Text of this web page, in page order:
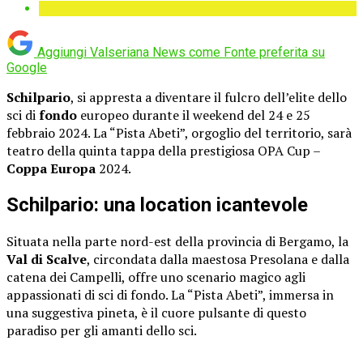
Aggiungi Valseriana News come Fonte preferita su
Google
Schilpario, si appresta a diventare il fulcro dell’elite dello
sci difondo europeo durante il weekend del 24 e 25
febbraio 2024. La “Pista Abeti”, orgoglio del territorio, sarà
teatro della quinta tappa della prestigiosa OPA Cup –
Coppa Europa 2024.
Schilpario: una location icantevole
Situata nella parte nord-est della provincia di Bergamo, la
Val di Scalve, circondata dalla maestosa Presolana e dalla
catena dei Campelli, offre uno scenario magico agli
appassionati di sci di fondo. La “Pista Abeti”, immersa in
una suggestiva pineta, è il cuore pulsante di questo
paradiso per gli amanti dello sci.